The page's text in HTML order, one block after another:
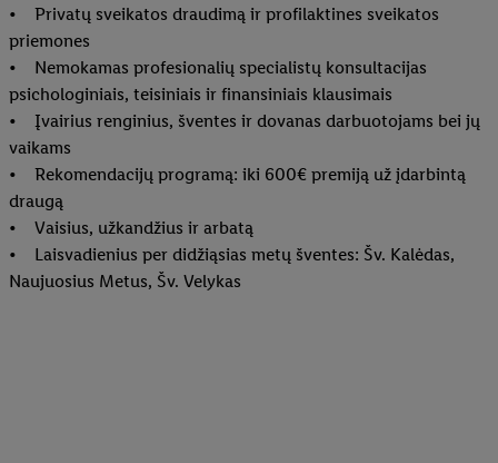
• Privatų sveikatos draudimą ir profilaktines sveikatos
priemones
• Nemokamas profesionalių specialistų konsultacijas
psichologiniais, teisiniais ir finansiniais klausimais
• Įvairius renginius, šventes ir dovanas darbuotojams bei jų
vaikams
• Rekomendacijų programą: iki 600€ premiją už įdarbintą
draugą
• Vaisius, užkandžius ir arbatą
• Laisvadienius per didžiąsias metų šventes: Šv. Kalėdas,
Naujuosius Metus, Šv. Velykas